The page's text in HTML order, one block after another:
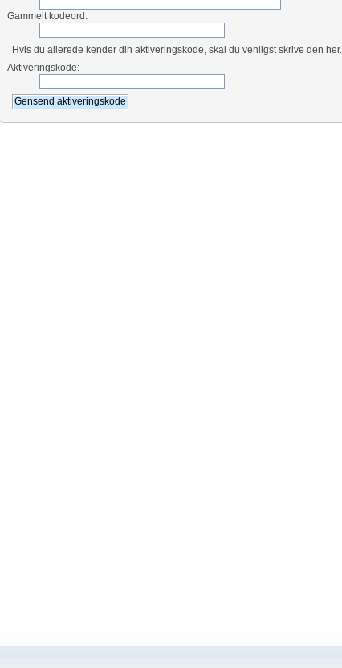
Gammelt kodeord:
Hvis du allerede kender din aktiveringskode, skal du venligst skrive den her.
Aktiveringskode: